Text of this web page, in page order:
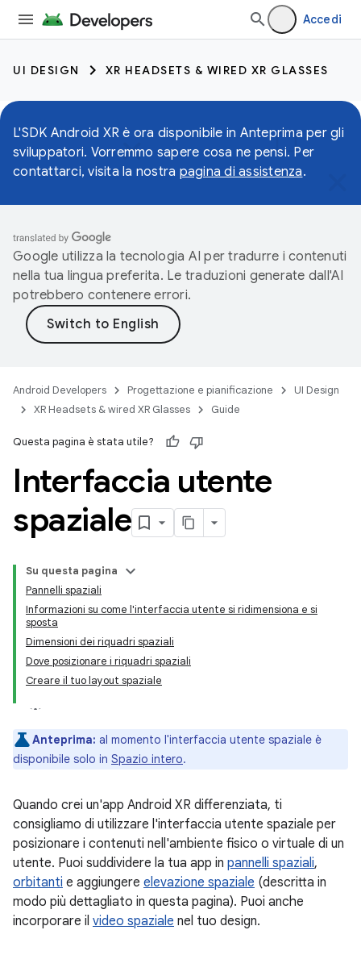
Accedi
UI DESIGN XR HEADSETS & WIRED XR GLASSES
L'SDK Android XR è ora disponibile in Anteprima per gli
sviluppatori. Vorremmo sapere cosa ne pensi. Per
contattarci, visita la nostra pagina di assistenza.
Google utilizza la tecnologia AI per tradurre i contenuti
nella tua lingua preferita. Le traduzioni generate dall'AI
potrebbero contenere errori.
Android Developers Progettazione e pianificazione
UI Design
XR Headsets & wired XR Glasses
Guide
Questa pagina è stata utile?
Interfaccia utente
spaziale
Su questa pagina
Pannelli spaziali
Informazioni su come l'interfaccia utente si ridimensiona e si
sposta
Dimensioni dei riquadri spaziali
Dove posizionare i riquadri spaziali
Creare il tuo layout spaziale
Anteprima: al momento l'interfaccia utente spaziale è
disponibile solo in Spazio intero.
Quando crei un'app Android XR differenziata, ti
consigliamo di utilizzare l'interfaccia utente spaziale per
posizionare i contenuti nell'ambiente fisico o virtuale di un
utente. Puoi suddividere la tua app in pannelli spaziali,
orbitanti e aggiungere elevazione spaziale (descritta in
modo più dettagliato in questa pagina). Puoi anche
incorporare il video spaziale nel tuo design.